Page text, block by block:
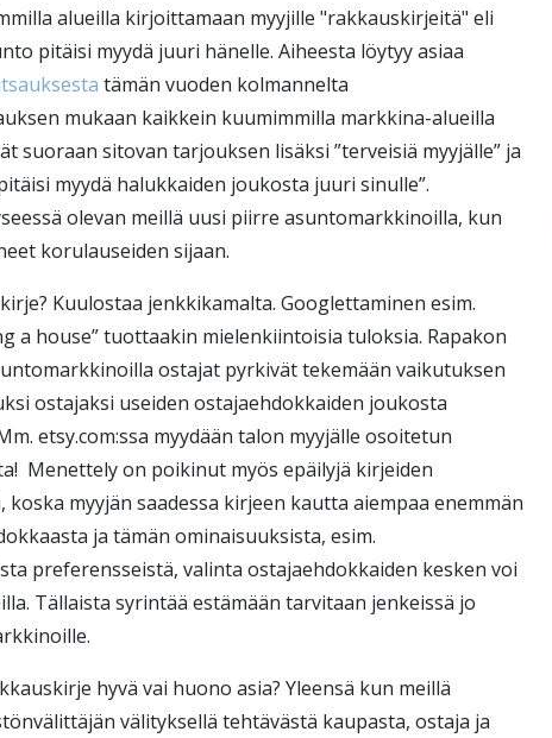
alueilla kirjoittamaan myyjille "rakkauskirjeitä" eli
pitäisi myydä juuri hänelle. Aiheesta löytyy asiaa
tämän vuoden kolmannelta
mukaan kaikkein kuumimmilla markkina-alueilla
suoraan sitovan tarjouksen lisäksi ”terveisiä myyjälle” ja
myydä halukkaiden joukosta juuri sinulle”.
olevan meillä uusi piirre asuntomarkkinoilla, kun
korulauseiden sijaan.
Kuulostaa jenkkikamalta. Googlettaminen esim.
a house” tuottaakin mielenkiintoisia tuloksia. Rapakon
ostajat pyrkivät tekemään vaikutuksen
ostajaksi useiden ostajaehdokkaiden joukosta
etsy.com:ssa myydään talon myyjälle osoitetun
Menettely on poikinut myös epäilyjä kirjeiden
myyjän saadessa kirjeen kautta aiempaa enemmän
ja tämän ominaisuuksista, esim.
preferensseistä, valinta ostajaehdokkaiden kesken voi
Tällaista syrintää estämään tarvitaan jenkeissä jo
hyvä vai huono asia? Yleensä kun meillä
välityksellä tehtävästä kaupasta, ostaja ja